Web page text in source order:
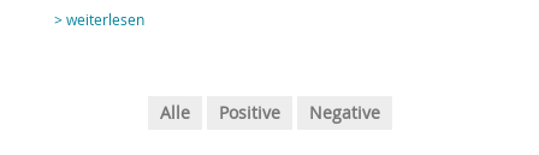
> weiterlesen
Alle Positive Negative